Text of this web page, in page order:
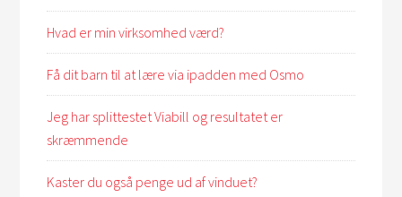
Hvad er min virksomhed værd?
Få dit barn til at lære via ipadden med Osmo
Jeg har splittestet Viabill og resultatet er
skræmmende
Kaster du også penge ud af vinduet?